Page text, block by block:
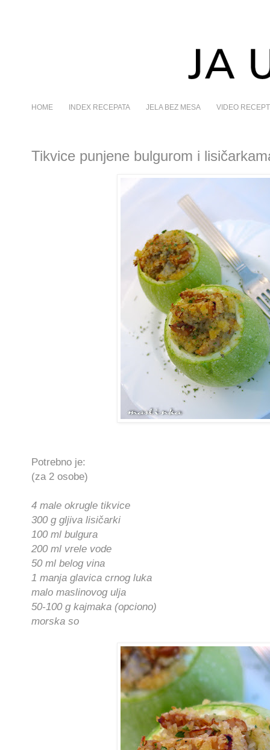
HOME INDEX RECEPATA JELA BEZ MESA VIDEO
Tikvice punjene bulgurom i
Potrebno je:
(za 2 osobe)
4 male okrugle tikvice
300 g gljiva lisičarki
100 ml bulgura
200 ml vrele vode
50 ml belog vina
1 manja glavica crnog luka
malo maslinovog ulja
50-100 g kajmaka (opciono)
morska so